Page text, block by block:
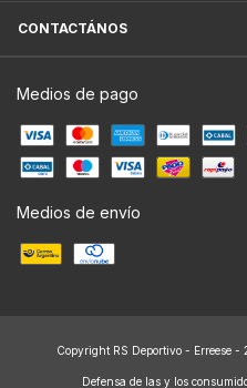
CONTACTÁNOS
Medios de pago
Medios de envío
Copyright RS Deportivo - Erreese -
Defensa de las y los